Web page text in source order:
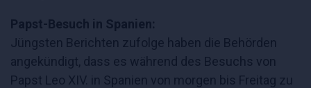
Papst-Besuch in Spanien:
Jüngsten Berichten zufolge haben die Behörden
angekündigt, dass es während des Besuchs von
Papst Leo XIV. in Spanien von morgen bis Freitag zu